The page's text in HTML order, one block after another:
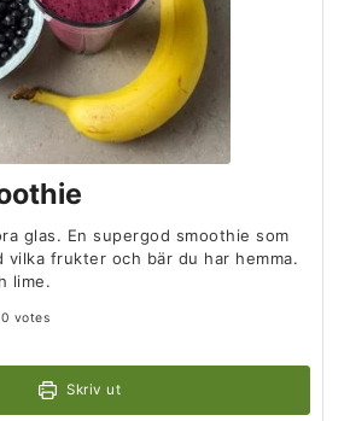
glas. En supergod smoothie som
vilka frukter och bär du har hemma.
lime.
votes
Skriv ut